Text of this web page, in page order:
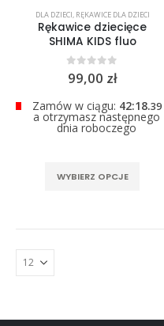
DLA DZIECI, RĘKAWICE DLA DZIECI
Rękawice dziecięce
SHIMA KIDS fluo
0 out of 5
99,00 zł
Zamów w ciągu: 42:18.38
a otrzymasz następnego
dnia roboczego
WYBIERZ OPCJE
0 out of 5
299,00zł